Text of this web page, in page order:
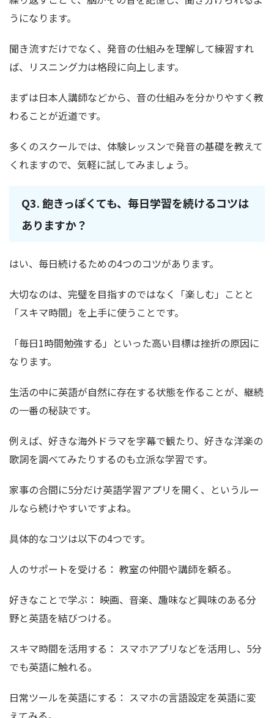
うになります。
聞き流すだけでなく、発音の仕組みを理解して練習すれ
ば、リスニング力は格段に向上します。
まずは日本人講師などから、音の仕組みを分かりやすく教
わることが近道です。
多くのスクールでは、体験レッスンで発音の基礎を教えて
くれますので、気軽に試してみましょう。
Q3. 飽きっぽくても、毎日学習を続けるコツは
ありますか？
はい、毎日続けるための4つのコツがあります。
大切なのは、完璧を目指すのではなく「楽しむ」ことと
「スキマ時間」を上手に使うことです。
「毎日1時間勉強する」といった高い目標は挫折の原因に
なります。
生活の中に英語が自然に存在する状態を作ることが、継続
の一番の秘訣です。
例えば、好きな海外ドラマを字幕で観たり、好きな洋楽の
歌詞を調べてみたりするのも立派な学習です。
家事の合間に5分だけ英語学習アプリを開く、というルー
ルなら続けやすいですよね。
具体的なコツは以下の4つです。
人のサポートを受ける： 教室の仲間や講師を頼る。
好きなことで学ぶ： 映画、音楽、趣味など興味のある分
野と英語を結びつける。
スキマ時間を活用する： スマホアプリなどを活用し、5分
でも英語に触れる。
日常ツールを英語にする： スマホの言語設定を英語に変